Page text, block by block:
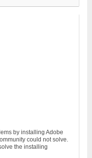
by installing Adobe
could not solve.
the installing